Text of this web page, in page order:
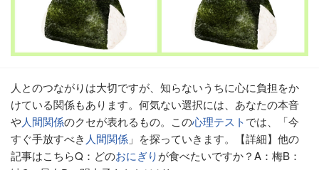
人とのつながりは大切ですが、知らないうちに心に負担をか
けている関係もあります。何気ない選択には、あなたの本音
や人間関係のクセが表れるもの。この心理テストでは、「今
すぐ手放すべき 人間関係 」を探っていきます。【詳細】他の
記事はこちらQ：どのおにぎりが食べたいですか？A：梅B：